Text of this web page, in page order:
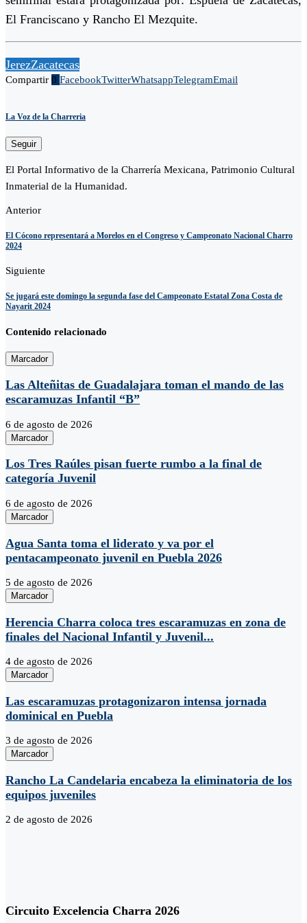
El Franciscano y Rancho El Mezquite.
JerezZacatecas
Compartir 0 FacebookTwitterWhatsappTelegramEmail
La Voz de la Charreria
Seguir
El Portal Informativo de la Charrería Mexicana, Patrimonio Cultural
Inmaterial de la Humanidad.
Anterior
El Cócono representará a Morelos en el Congreso y Campeonato Nacional Charro
2024
Siguiente
Se jugará este domingo la segunda fase del Campeonato Estatal Zona Costa de
Nayarit 2024
Contenido relacionado
Marcador
Las Alteñitas de Guadalajara toman el mando de las
escaramuzas Infantil “B”
6 de agosto de 2026
Marcador
Los Tres Raúles pisan fuerte rumbo a la final de
categoría Juvenil
6 de agosto de 2026
Marcador
Agua Santa toma el liderato y va por el
pentacampeonato juvenil en Puebla 2026
5 de agosto de 2026
Marcador
Herencia Charra coloca tres escaramuzas en zona de
finales del Nacional Infantil y Juvenil...
4 de agosto de 2026
Marcador
Las escaramuzas protagonizaron intensa jornada
dominical en Puebla
3 de agosto de 2026
Marcador
Rancho La Candelaria encabeza la eliminatoria de los
equipos juveniles
2 de agosto de 2026
Circuito Excelencia Charra 2026